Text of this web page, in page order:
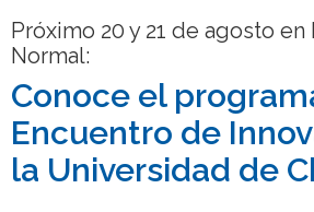
Académicas/os
Egresadas/os
Próximo 20 y 21 de agosto en
Normal:
Conoce el
Encuentro de
la Universidad de